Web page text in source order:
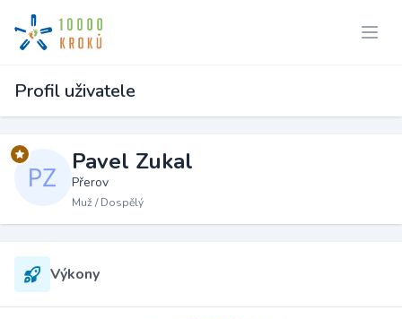
Profil uživatele
Pavel Zukal
Přerov
Muž / Dospělý
Výkony